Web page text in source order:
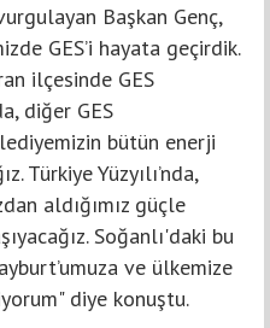
Başkan Genç,
GES’i hayata geçirdik.
ilçesinde GES
diğer GES
bütün enerji
Türkiye Yüzyılı’nda,
aldığımız güçle
Soğanlı'daki bu
ve ülkemize
diye konuştu.